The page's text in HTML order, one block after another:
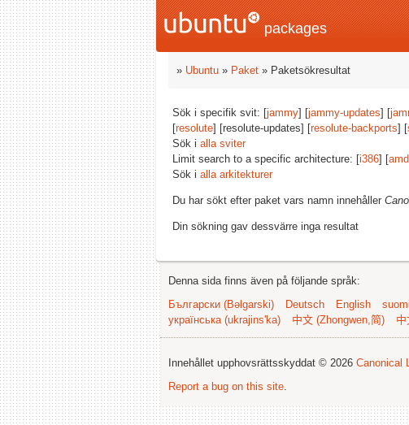
packages
» Ubuntu » Paket » Paketsökresultat
Sök i specifik svit: [jammy] [jammy-updates] [
[resolute] [resolute-updates] [resolute-backports] [
Sök i alla sviter
Limit search to a specific architecture: [i386] [
Sök i alla arkitekturer
Du har sökt efter paket vars namn innehåller
Din sökning gav dessvärre inga resultat
Denna sida finns även på följande språk:
Български (Bəlgarski)
Deutsch English suomi
українська (ukrajins'ka)
中文 (Zhongwen,简)
Innehållet upphovsrättsskyddat © 2026 Canonical
Report a bug on this site.